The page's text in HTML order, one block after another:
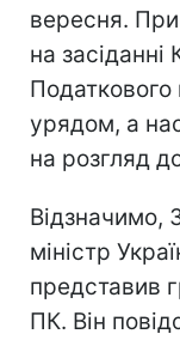
вересня.
на
урядом, а
на розгляд
Відзначимо,
міністр
представив
ПК. Він